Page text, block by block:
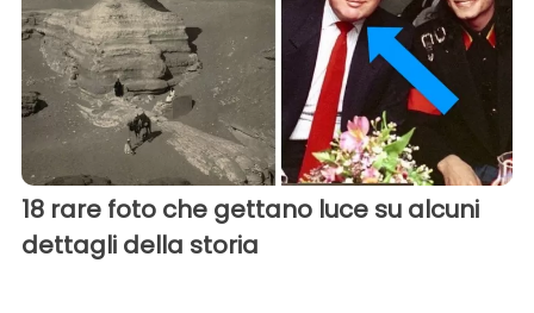
18 rare foto che gettano luce su alcuni
dettagli della storia